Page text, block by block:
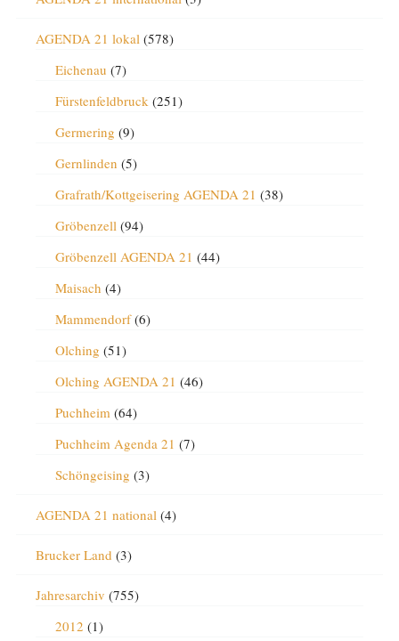
AGENDA 21 lokal(578)
Eichenau (7)
Fürstenfeldbruck(251)
Germering (9)
Gernlinden (5)
Grafrath/Kottgeisering AGENDA 21 (38)
Gröbenzell(94)
Gröbenzell AGENDA 21 (44)
Maisach (4)
Mammendorf(6)
Olching (51)
Olching AGENDA 21 (46)
Puchheim(64)
Puchheim Agenda 21 (7)
Schöngeising (3)
AGENDA 21 national(4)
Brucker Land (3)
Jahresarchiv (755)
2012 (1)